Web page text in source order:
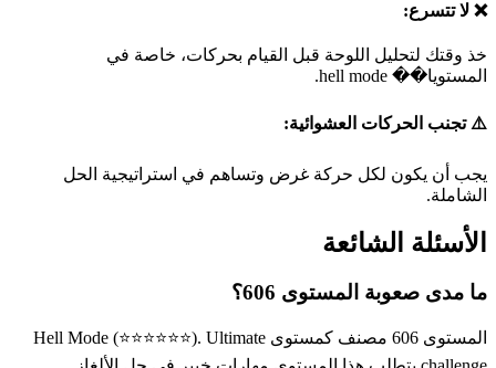
❌ لا تتسرع:
خذ وقتك لتحليل اللوحة قبل القيام بحركات، خاصة في
المستويا�� hell mode.
⚠️ تجنب الحركات العشوائية:
يجب أن يكون لكل حركة غرض وتساهم في استراتيجية الحل
الشاملة.
الأسئلة الشائعة
ما مدى صعوبة المستوى 606؟
المستوى 606 مصنف كمستوى Hell Mode (⭐⭐⭐⭐⭐⭐). Ultimate